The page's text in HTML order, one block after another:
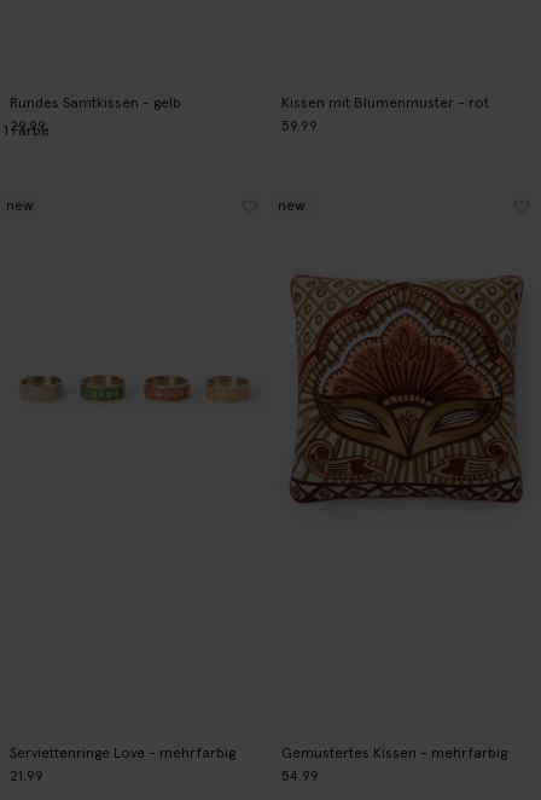
Rundes Samtkissen - gelb
29.99
1 Farbe
Kissen mit Blumenmuster - rot
59.99
Serviettenringe Love - mehrfarbig
21.99
new
Gemustertes Kissen - mehrfarbig
54.99
new